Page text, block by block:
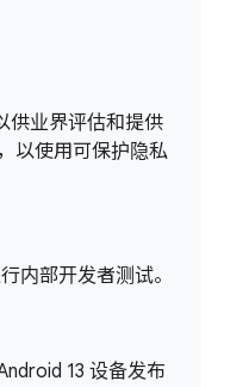
供业界评估和提供
以使用可保护隐私
内部开发者测试。
13 设备发布